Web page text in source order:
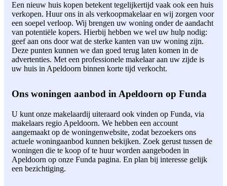
Een nieuw huis kopen betekent tegelijkertijd vaak ook een huis
verkopen. Huur ons in als verkoopmakelaar en wij zorgen voor
een soepel verloop. Wij brengen uw woning onder de aandacht
van potentiële kopers. Hierbij hebben we wel uw hulp nodig:
geef aan ons door wat de sterke kanten van uw woning zijn.
Deze punten kunnen we dan goed terug laten komen in de
advertenties. Met een professionele makelaar aan uw zijde is
uw huis in Apeldoorn binnen korte tijd verkocht.
Ons woningen aanbod in Apeldoorn op Funda
U kunt onze makelaardij uiteraard ook vinden op Funda, via
makelaars regio Apeldoorn. We hebben een account
aangemaakt op de woningenwebsite, zodat bezoekers ons
actuele woningaanbod kunnen bekijken. Zoek gerust tussen de
woningen die te koop of te huur worden aangeboden in
Apeldoorn op onze Funda pagina. En plan bij interesse gelijk
een bezichtiging.